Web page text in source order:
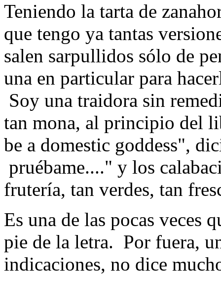
Teniendo la tarta de
que tengo ya tantas
salen sarpullidos sólo de
una en particular para
Soy una traidora sin
tan mona, al principio del
be a domestic goddess",
pruébame...." y los
frutería, tan verdes, tan
Es una de las pocas veces
pie de la letra. Por fuera,
indicaciones, no dice